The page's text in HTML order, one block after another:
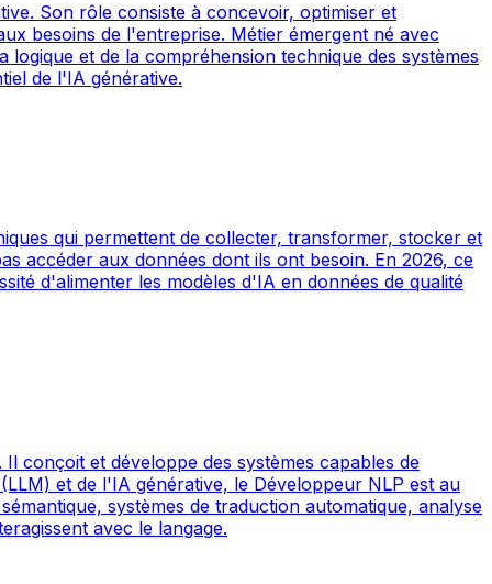
Son rôle consiste à concevoir, optimiser et
besoins de l'entreprise. Métier émergent né avec
logique et de la compréhension technique des systèmes
de l'IA générative.
qui permettent de collecter, transformer, stocker et
accéder aux données dont ils ont besoin. En 2026, ce
d'alimenter les modèles d'IA en données de qualité
conçoit et développe des systèmes capables de
et de l'IA générative, le Développeur NLP est au
systèmes de traduction automatique, analyse
avec le langage.